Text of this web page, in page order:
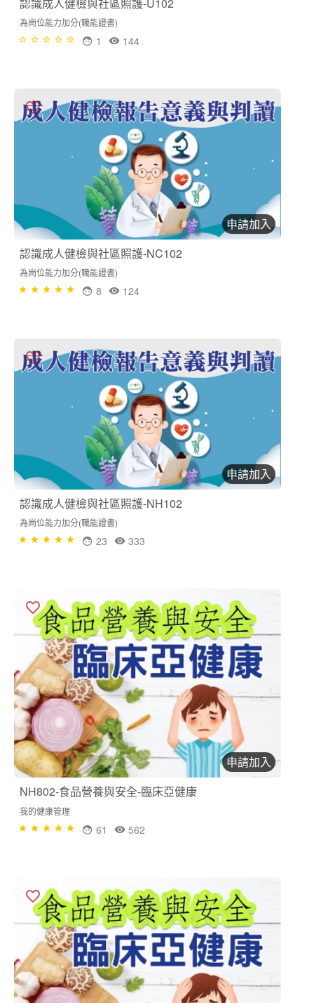
為崗位能力加分(職能證書)
144
1
申請加入
認識成人健檢與社區照護-NC102
為崗位能力加分(職能證書)
124
8
申請加入
認識成人健檢與社區照護-NH102
為崗位能力加分(職能證書)
333
23
申請加入
NH802-食品營養與安全-臨床亞健康
我的健康管理
562
61